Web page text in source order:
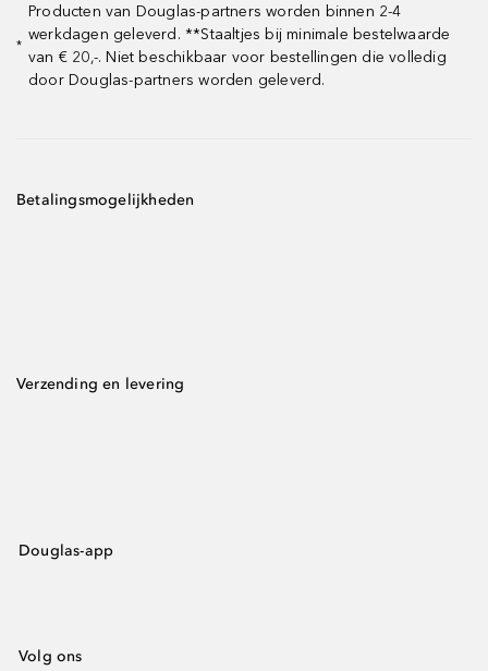
*
Producten van Douglas-partners worden binnen 2-4
werkdagen geleverd. **Staaltjes bij minimale bestelwaarde
van € 20,-. Niet beschikbaar voor bestellingen die volledig
door Douglas-partners worden geleverd.
Betalingsmogelijkheden
Verzending en levering
Douglas-app
Volg ons